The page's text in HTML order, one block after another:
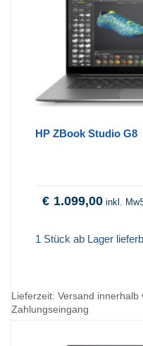
HP ZBook Studio G8
€ 1.099,00 inkl.
1 Stück ab Lager
Lieferzeit: Versand innerhalb
Zahlungseingang